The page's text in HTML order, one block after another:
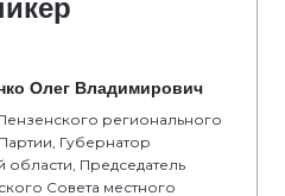
Олег Владимирович
регионального
Губернатор
области, Председатель
Совета местного